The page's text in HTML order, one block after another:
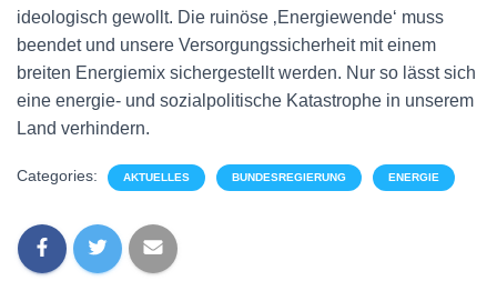
ideologisch gewollt. Die ruinöse ‚Energiewende‘ muss
beendet und unsere Versorgungssicherheit mit einem
breiten Energiemix sichergestellt werden. Nur so lässt sich
eine energie- und sozialpolitische Katastrophe in unserem
Land verhindern.
Categories: AKTUELLES BUNDESREGIERUNG ENERGIE